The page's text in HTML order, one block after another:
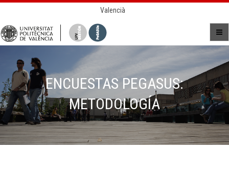
Valencià
ENCUESTAS PEGASUS:
METODOLOGÍA